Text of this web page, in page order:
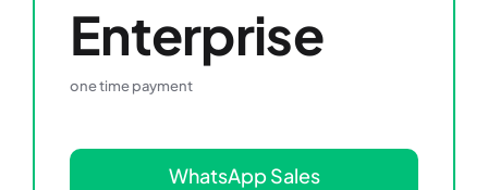
Enterprise
one time payment
WhatsApp Sales